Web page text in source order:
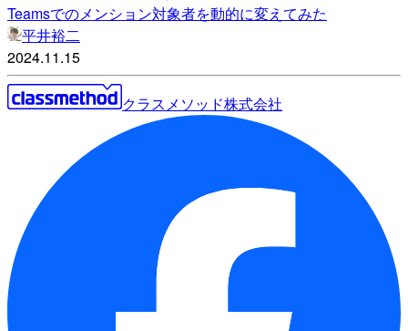
Teamsでのメンション対象者を動的に変えてみた
平井裕二
2024.11.15
クラスメソッド株式会社